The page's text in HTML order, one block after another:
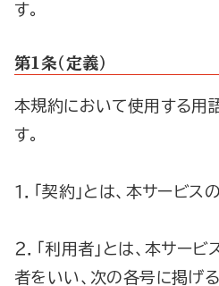
す。
第１条（定義）
本規約において使用する用
す。
１．「契約」とは、本サービ
２．「利用者」とは、本サー
者をいい、次の各号に掲げる